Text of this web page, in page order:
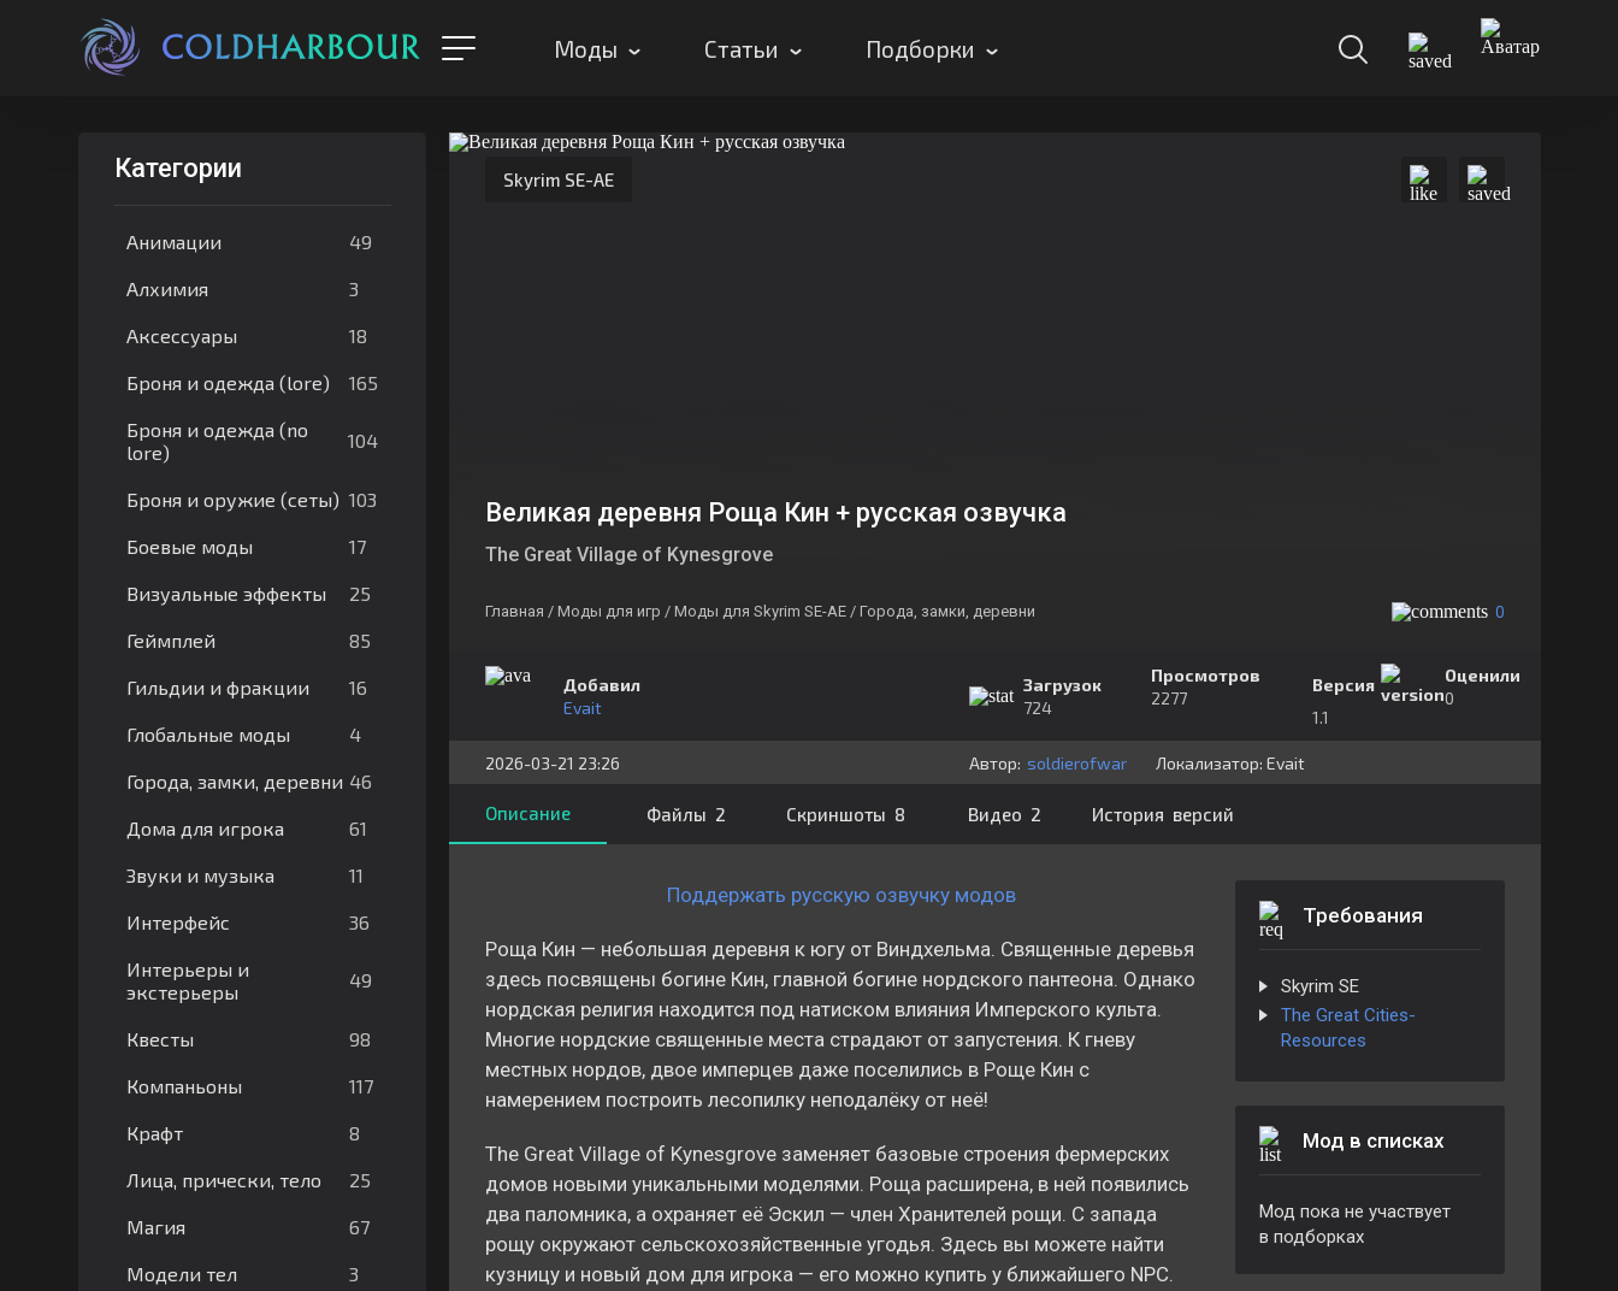
Моды Статьи Подборки
Категории
Анимации 49
Алхимия 3
Аксессуары 18
Броня и одежда (lore) 165
Броня и одежда (no
lore)
104
Броня и оружие (сеты) 103
Боевые моды 17
Визуальные эффекты 25
Геймплей 85
Гильдии и фракции 16
Глобальные моды 4
Города, замки, деревни 46
Дома для игрока 61
Звуки и музыка 11
Интерфейс 36
Интерьеры и
экстерьеры
49
Квесты 98
Компаньоны 117
Крафт 8
Лица, прически, тело 25
Магия 67
Модели тел 3
Skyrim SE-AE
Великая деревня Роща Кин + русская озвучка
The Great Village of Kynesgrove
Главная / Моды для игр / Моды для Skyrim SE-AE / Города, замки, деревни 0
Добавил
Evait
Загрузок
724
Просмотров
2277
Версия
1.1
Оценили
0
2026-03-21 23:26 Автор: soldierofwar Локализатор: ⁣⁣⁣Evait
Описание Файлы 2 Скриншоты 8 Видео 2 История версий
Поддержать русскую озвучку модов
Роща Кин — небольшая деревня к югу от Виндхельма. Священные деревья
здесь посвящены богине Кин, главной богине нордского пантеона. Однако
нордская религия находится под натиском влияния Имперского культа.
Многие нордские священные места страдают от запустения. К гневу
местных нордов, двое имперцев даже поселились в Роще Кин с
намерением построить лесопилку неподалёку от неё!
The Great Village of Kynesgrove заменяет базовые строения фермерских
домов новыми уникальными моделями. Роща расширена, в ней появились
два паломника, а охраняет её Эскил — член Хранителей рощи. С запада
рощу окружают сельскохозяйственные угодья. Здесь вы можете найти
кузницу и новый дом для игрока — его можно купить у ближайшего NPC.
Требования
Skyrim SE
The Great Cities-
Resources
Мод в списках
Мод пока не участвует
в подборках